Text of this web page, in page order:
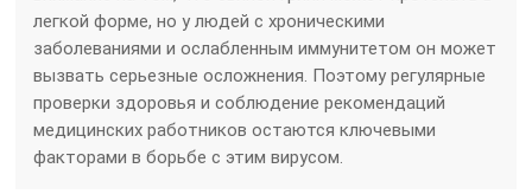
легкой форме, но у людей с хроническими
заболеваниями и ослабленным иммунитетом он может
вызвать серьезные осложнения. Поэтому регулярные
проверки здоровья и соблюдение рекомендаций
медицинских работников остаются ключевыми
факторами в борьбе с этим вирусом.